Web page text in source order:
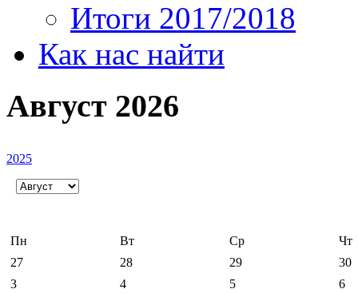
Итоги 2017/2018
Как нас найти
Август 2026
2025
Пн Вт Ср
Чт
27
28 29
30
3
4 5
6